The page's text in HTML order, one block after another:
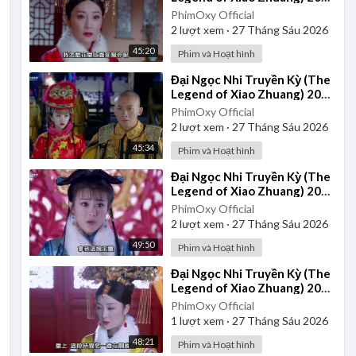
45:20
- Tập 32 | Lồng Tiếng
PhimOxy Official
2 lượt xem · 27 Tháng Sáu 2026
Phim và Hoạt hình
45:34
⁣Đại Ngọc Nhi Truyền Kỳ (The
Legend of Xiao Zhuang) 2015
- Tập 21 | Lồng Tiếng
PhimOxy Official
2 lượt xem · 27 Tháng Sáu 2026
Phim và Hoạt hình
49:50
⁣Đại Ngọc Nhi Truyền Kỳ (The
Legend of Xiao Zhuang) 2015
- Tập 24 | Lồng Tiếng
PhimOxy Official
2 lượt xem · 27 Tháng Sáu 2026
Phim và Hoạt hình
48:21
⁣Đại Ngọc Nhi Truyền Kỳ (The
Legend of Xiao Zhuang) 2015
- Tập 35 | Lồng Tiếng
PhimOxy Official
1 lượt xem · 27 Tháng Sáu 2026
Phim và Hoạt hình